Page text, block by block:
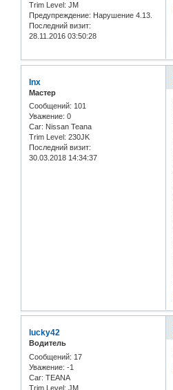
Trim Level: JM
Предупреждение: Нарушение 4.13.
Последний визит:
28.11.2016 03:50:28
Inx
Мастер
Сообщений: 101
Уважение: 0
Car: Nissan Teana
Trim Level: 230JK
Последний визит:
30.03.2018 14:34:37
lucky42
Водитель
Сообщений: 17
Уважение: -1
Car: TEANA
Trim Level: JM